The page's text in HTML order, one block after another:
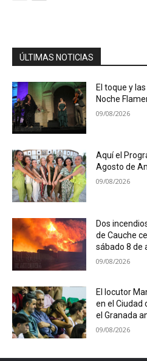
ÚLTIMAS NOTICIAS
El toque y
Noche
09/08/2026
Aquí el
Agosto de
09/08/2026
Dos
de Cauche
sábado 8 de
09/08/2026
El locutor
en el Ciudad
el Granada
09/08/2026